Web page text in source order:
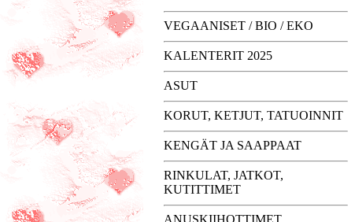
VEGAANISET / BIO / EKO
KALENTERIT 2025
ASUT
KORUT, KETJUT, TATUOINNIT
KENGÄT JA SAAPPAAT
RINKULAT, JATKOT,
KUTITTIMET